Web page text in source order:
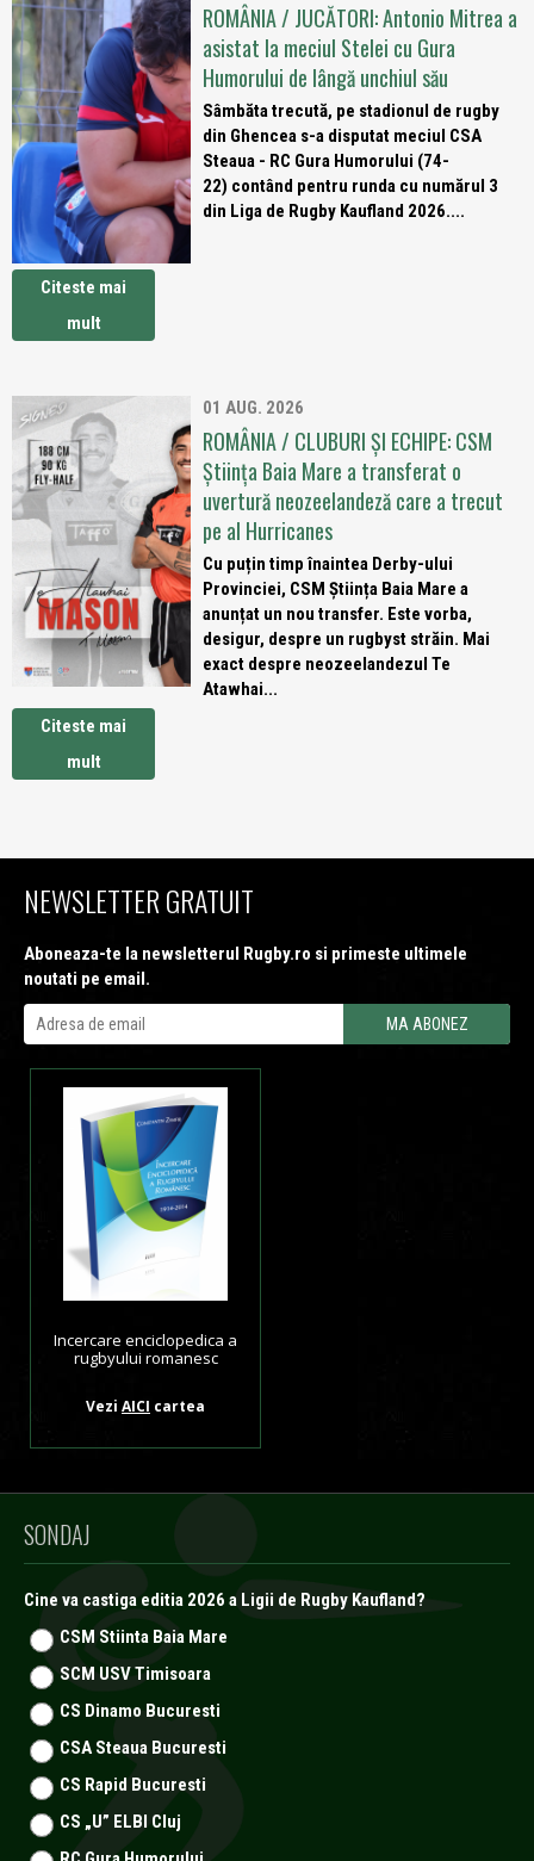
ROMÂNIA / JUCĂTORI: Antonio Mitrea a
asistat la meciul Stelei cu Gura
Humorului de lângă unchiul său
Sâmbăta trecută, pe stadionul de rugby
din Ghencea s-a disputat meciul CSA
Steaua - RC Gura Humorului (74-
22) contând pentru runda cu numărul 3
din Liga de Rugby Kaufland 2026....
Citeste mai
mult
01 AUG. 2026
ROMÂNIA / CLUBURI ȘI ECHIPE: CSM
Știința Baia Mare a transferat o
uvertură neozeelandeză care a trecut
pe al Hurricanes
Cu puțin timp înaintea Derby-ului
Provinciei, CSM Știința Baia Mare a
anunțat un nou transfer. Este vorba,
desigur, despre un rugbyst străin. Mai
exact despre neozeelandezul Te
Atawhai...
Citeste mai
mult
NEWSLETTER GRATUIT
Aboneaza-te la newsletterul Rugby.ro si primeste ultimele
noutati pe email.
Incercare enciclopedica a
rugbyului romanesc
Vezi AICI cartea
SONDAJ
Cine va castiga editia 2026 a Ligii de Rugby Kaufland?
CSM Stiinta Baia Mare
SCM USV Timisoara
CS Dinamo Bucuresti
CSA Steaua Bucuresti
CS Rapid Bucuresti
CS „U” ELBI Cluj